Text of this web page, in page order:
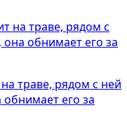
траве, рядом с ней
его за